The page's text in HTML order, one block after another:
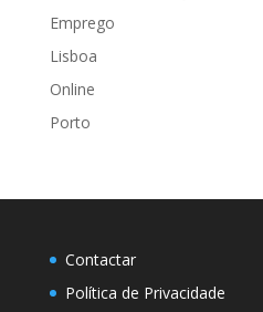
Emprego
Lisboa
Online
Porto
Contactar
Política de Privacidade